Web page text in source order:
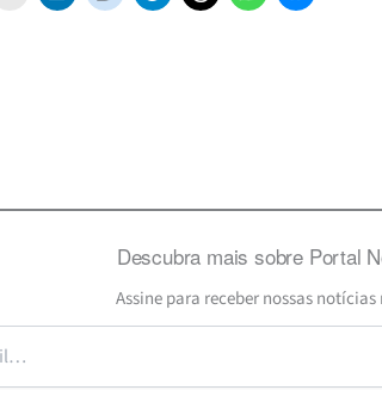
Descubra mais sobre Portal
Assine para receber nossas